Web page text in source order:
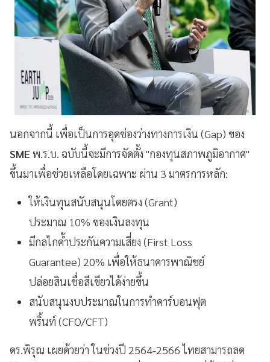
นอกจากนี้ เพื่อเป็นการอุดช่องว่างทางการเงิน (Gap) ของ
SME พ.ร.บ. ฉบับนี้จะมีการจัดตั้ง "กองทุนสภาพภูมิอากาศ"
ขึ้นมาเพื่อช่วยเหลือโดยเฉพาะ ผ่าน 3 มาตรการหลัก:
ให้เงินทุนสนับสนุนโดยตรง (Grant)
ประมาณ 10% ของเงินลงทุน
มีกลไกค้ำประกันความเสี่ยง (First Loss
Guarantee) 20% เพื่อให้ธนาคารพาณิชย์
ปล่อยสินเชื่อสีเขียวได้ง่ายขึ้น
สนับสนุนงบประมาณในการทำคาร์บอนฟุต
พริ้นท์ (CFO/CFT)
ดร.พิรุณ เผยด้วยว่า ในช่วงปี 2564-2566 ไทยสามารถลด